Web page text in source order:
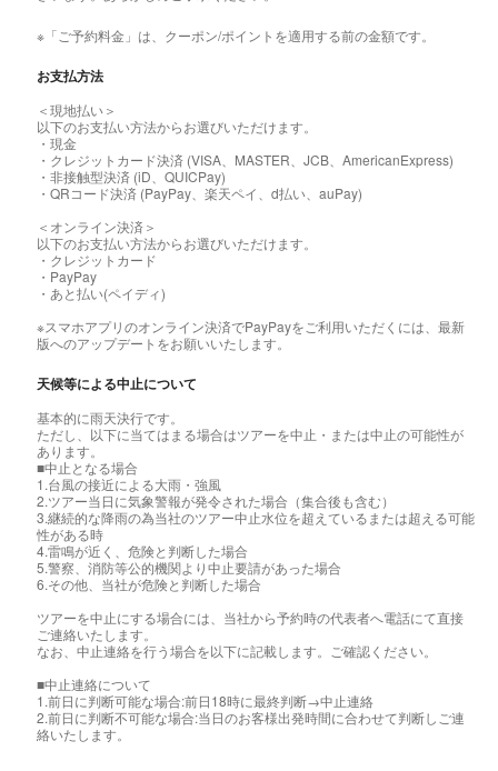
※「ご予約料金」は、クーポン/ポイントを適用する前の金額です。
お支払方法
＜現地払い＞
以下のお支払い方法からお選びいただけます。
・現金
・クレジットカード決済 (VISA、MASTER、JCB、AmericanExpress)
・非接触型決済 (iD、QUICPay)
・QRコード決済 (PayPay、楽天ペイ、d払い、auPay)
＜オンライン決済＞
以下のお支払い方法からお選びいただけます。
・クレジットカード
・PayPay
・あと払い(ペイディ)
※スマホアプリのオンライン決済でPayPayをご利用いただくには、最新
版へのアップデートをお願いいたします。
天候等による中止について
基本的に雨天決行です。
ただし、以下に当てはまる場合はツアーを中止・または中止の可能性が
あります。
■中止となる場合
1.台風の接近による大雨・強風
2.ツアー当日に気象警報が発令された場合（集合後も含む）
3.継続的な降雨の為当社のツアー中止水位を超えているまたは超える可能
性がある時
4.雷鳴が近く、危険と判断した場合
5.警察、消防等公的機関より中止要請があった場合
6.その他、当社が危険と判断した場合
ツアーを中止にする場合には、当社から予約時の代表者へ電話にて直接
ご連絡いたします。
なお、中止連絡を行う場合を以下に記載します。ご確認ください。
■中止連絡について
1.前日に判断可能な場合:前日18時に最終判断→中止連絡
2.前日に判断不可能な場合:当日のお客様出発時間に合わせて判断しご連
絡いたします。